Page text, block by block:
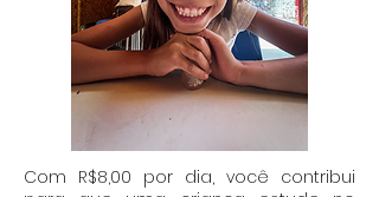
​Com R$8,00 por dia, você contribui